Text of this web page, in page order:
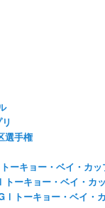
選手権
ーキョー・ベイ・カッ
ーキョー・ベイ・カ
トーキョー・ベイ・